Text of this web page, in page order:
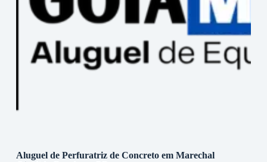
Aluguel de Perfuratriz de Concreto em Marechal